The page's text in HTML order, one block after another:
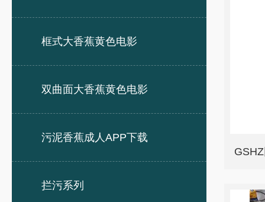
框式大香蕉黄色电影
双曲面大香蕉黄色电影
污泥香蕉成人APP下载
拦污系列